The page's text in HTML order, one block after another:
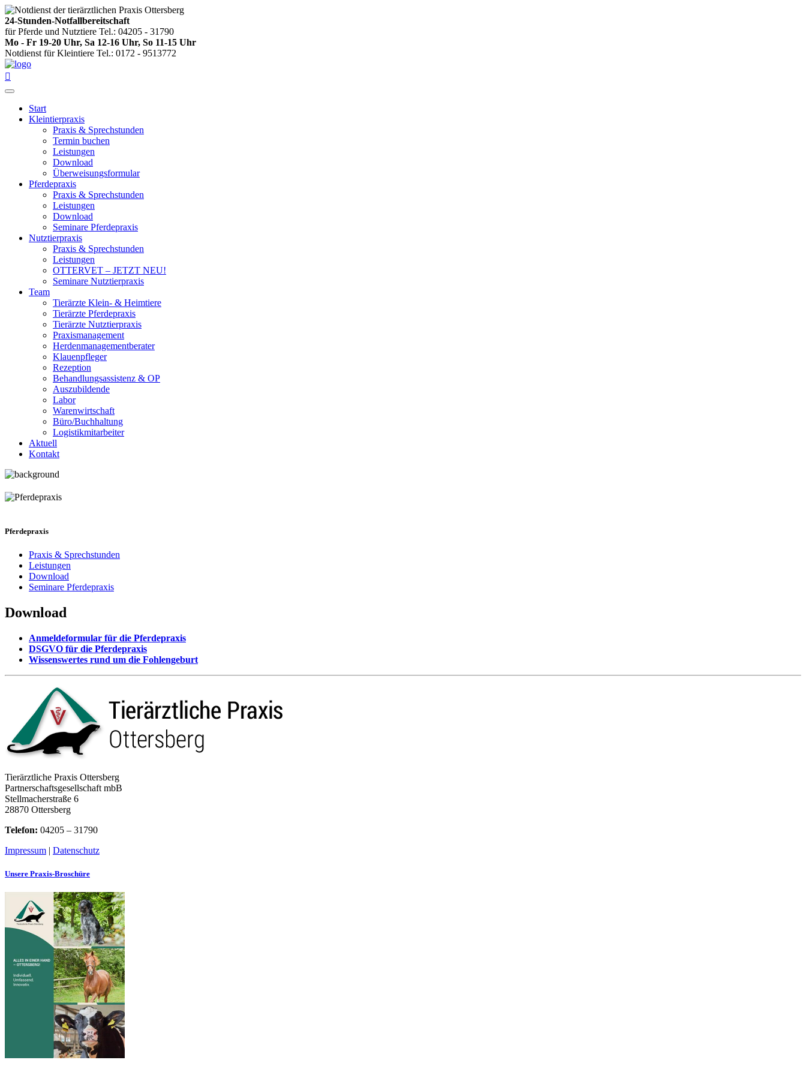
24-Stunden-Notfallbereitschaft
für Pferde und Nutztiere Tel.: 04205 - 31790
Mo - Fr 19-20 Uhr, Sa 12-16 Uhr, So 11-15 Uhr
Notdienst für Kleintiere Tel.: 0172 - 9513772

Start
Kleintierpraxis
Praxis & Sprechstunden
Termin buchen
Leistungen
Download
Überweisungsformular
Pferdepraxis
Praxis & Sprechstunden
Leistungen
Download
Seminare Pferdepraxis
Nutztierpraxis
Praxis & Sprechstunden
Leistungen
OTTERVET – JETZT NEU!
Seminare Nutztierpraxis
Team
Tierärzte Klein- & Heimtiere
Tierärzte Pferdepraxis
Tierärzte Nutztierpraxis
Praxismanagement
Herdenmanagementberater
Klauenpfleger
Rezeption
Behandlungsassistenz & OP
Auszubildende
Labor
Warenwirtschaft
Büro/Buchhaltung
Logistikmitarbeiter
Aktuell
Kontakt
Pferdepraxis
Praxis & Sprechstunden
Leistungen
Download
Seminare Pferdepraxis
Download
Anmeldeformular für die Pferdepraxis
DSGVO für die Pferdepraxis
Wissenswertes rund um die Fohlengeburt
Tierärztliche Praxis Ottersberg
Partnerschaftsgesellschaft mbB
Stellmacherstraße 6
28870 Ottersberg
Telefon: 04205 – 31790
Impressum | Datenschutz
Unsere Praxis-Broschüre